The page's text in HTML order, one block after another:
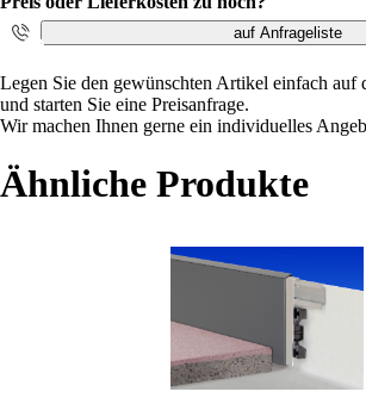
auf Anfrageliste
Legen Sie den gewünschten Artikel einfach auf
und starten Sie eine Preisanfrage.
Wir machen Ihnen gerne ein individuelles
Ähnliche Produkte